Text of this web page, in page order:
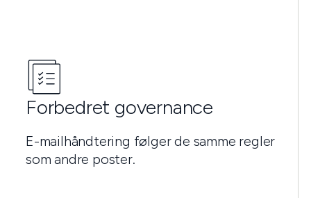
Forbedret governance
E-mailhåndtering følger de samme regler
som andre poster.